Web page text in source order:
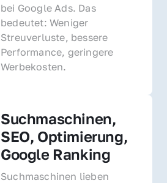
bei Google Ads. Das
bedeutet: Weniger
Streuverluste, bessere
Performance, geringere
Werbekosten.
Suchmaschinen,
SEO, Optimierung,
Google Ranking
Suchmaschinen lieben